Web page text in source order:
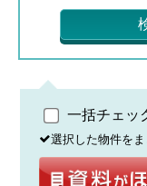
一括チェッ
選択した物件を